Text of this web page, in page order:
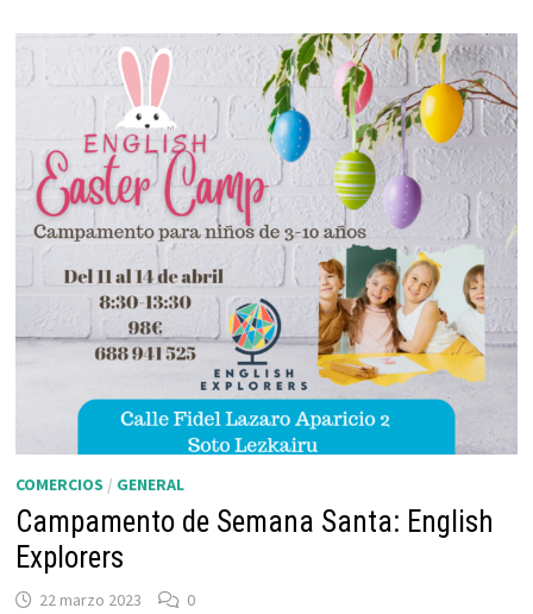
COMERCIOS / GENERAL
Campamento de Semana Santa: English
Explorers
22 marzo 2023 0